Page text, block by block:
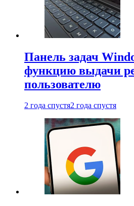
Панель задач
функцию выдачи
пользователю
2 года спустя2 года спустя